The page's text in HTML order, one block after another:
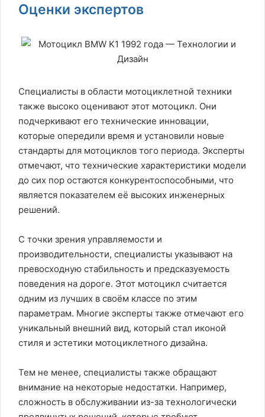
Оценки экспертов
Специалисты в области мотоциклетной техники
также высоко оценивают этот мотоцикл. Они
подчеркивают его технические инновации,
которые опередили время и установили новые
стандарты для мотоциклов того периода. Эксперты
отмечают, что технические характеристики модели
до сих пор остаются конкурентоспособными, что
является показателем её высоких инженерных
решений.
С точки зрения управляемости и
производительности, специалисты указывают на
превосходную стабильность и предсказуемость
поведения на дороге. Этот мотоцикл считается
одним из лучших в своём классе по этим
параметрам. Многие эксперты также отмечают его
уникальный внешний вид, который стал иконой
стиля и эстетики мотоциклетного дизайна.
Тем не менее, специалисты также обращают
внимание на некоторые недостатки. Например,
сложность в обслуживании из-за технологически